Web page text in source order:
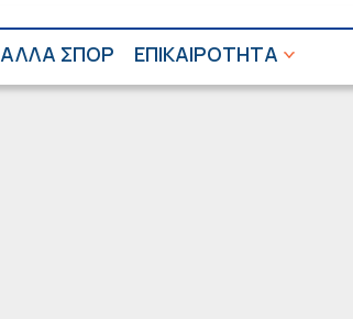
ΑΛΛΑ ΣΠΟΡ ΕΠΙΚΑΙΡΟΤΗΤΑ